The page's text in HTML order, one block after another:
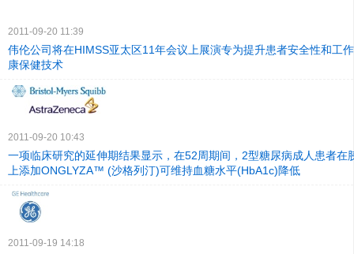
2011-09-20 11:39
伟伦公司将在HIMSS亚太区11年会议上展演专为提升患者安全性和工
康保健技术
2011-09-20 10:43
一项临床研究的延伸期结果显示，在52周期间，2型糖尿病成人患者在
上添加ONGLYZA™ (沙格列汀)可维持血糖水平(HbA1c)降低
2011-09-19 14:18